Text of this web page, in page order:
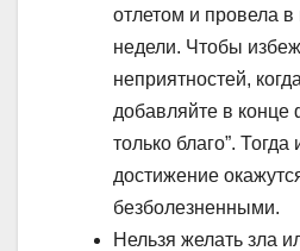
отлетом и провела
недели. Чтобы
неприятностей,
добавляйте в конце
только благо”. Тогда
достижение
безболезненными.
Нельзя желать зла